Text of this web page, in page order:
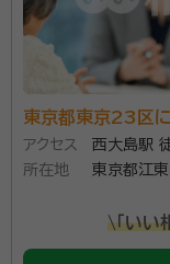
東京都東京23区
アクセス
西大島駅
所在地
東京都江
\「いい